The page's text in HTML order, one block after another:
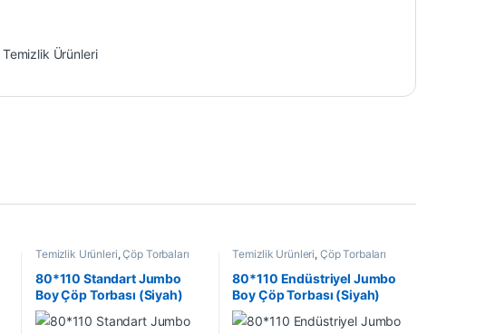
Temizlik Ürünleri
Temizlik Ürünleri,Çöp Torbaları
80*110 Standart Jumbo
Boy Çöp Torbası (Siyah)
Temizlik Ürünleri, Çöp Torbaları
80*110 Endüstriyel Jumbo
Boy Çöp Torbası (Siyah)